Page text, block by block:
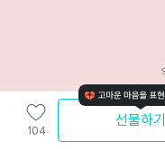
104
선물하기